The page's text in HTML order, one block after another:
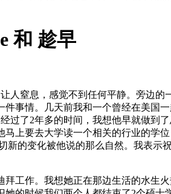
和 趁早
窒息，感觉不到任何平静。旁边的
事情。几天前我和一个曾经在美国
了2年多的时间，我想他早就做到
上要去大学读一个相关的行业的学
新的变化被他说的那么自然。我表
工作。我想她正在那边生活的水生